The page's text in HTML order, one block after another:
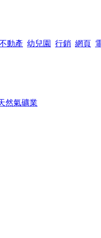
動產 幼兒園 行銷 網頁
然氣礦業